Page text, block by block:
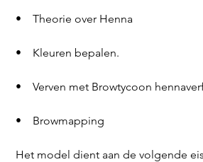
•    Theorie over Henna
•    Kleuren bepalen.
•    Verven met Browtycoon
•    Browmapping
Het model dient aan de volgende